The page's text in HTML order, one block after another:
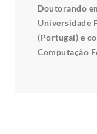
Doutorando
Universidade
(Portugal) e
Computação